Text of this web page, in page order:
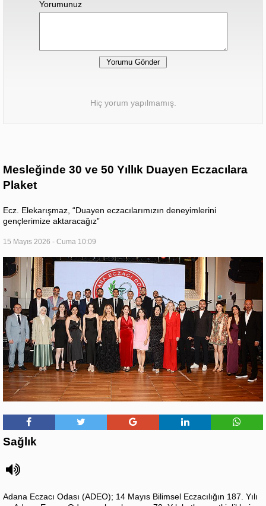
Yorumunuz
Hiç yorum yapılmamış.
Mesleğinde 30 ve 50 Yıllık Duayen Eczacılara
Plaket
Ecz. Elekarışmaz, “Duayen eczacılarımızın deneyimlerini
gençlerimize aktaracağız”
15 Mayıs 2026 - Cuma 10:09
Sağlık
Adana Eczacı Odası (ADEO); 14 Mayıs Bilimsel Eczacılığın 187. Yılı